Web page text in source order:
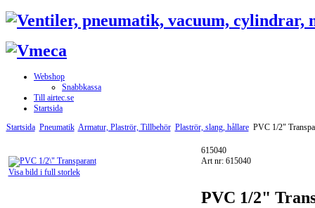
Webshop
Snabbkassa
Till airtec.se
Startsida
Startsida Pneumatik Armatur, Plaströr, Tillbehör Plaströr, slang, hållare PVC 1/2"
Visa bild i full storlek
615040
Art nr: 615040
PVC 1/2"